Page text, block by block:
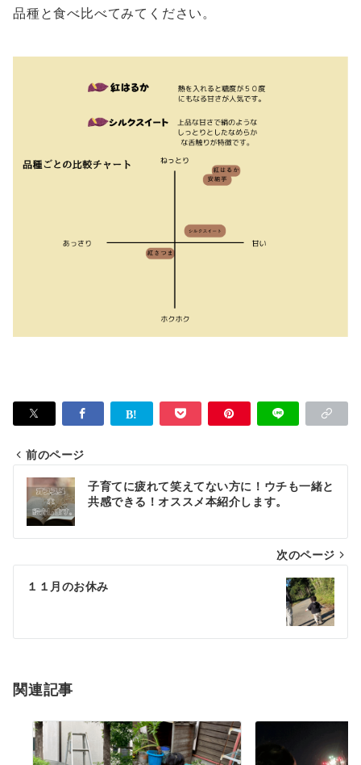
品種と食べ比べてみてください。
投
稿
ナ
ビ
ゲ
シ
ン
前のページ
子育てに疲れて笑えてない方に！ウチも一緒と
共感できる！オススメ本紹介します。
次のページ
１１月のお休み
関連記事